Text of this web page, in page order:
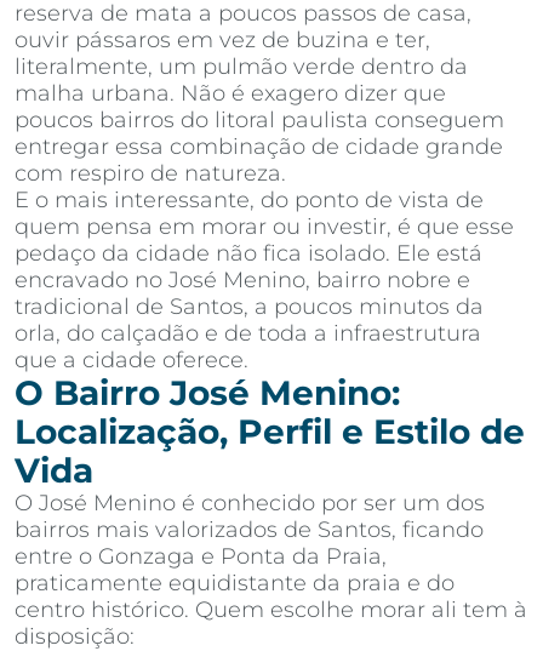
reserva de mata a poucos passos de casa,
ouvir pássaros em vez de buzina e ter,
literalmente, um pulmão verde dentro da
malha urbana. Não é exagero dizer que
poucos bairros do litoral paulista conseguem
entregar essa combinação de cidade grande
com respiro de natureza.
E o mais interessante, do ponto de vista de
quem pensa em morar ou investir, é que esse
pedaço da cidade não fica isolado. Ele está
encravado no José Menino, bairro nobre e
tradicional de Santos, a poucos minutos da
orla, do calçadão e de toda a infraestrutura
que a cidade oferece.
O Bairro José Menino:
Localização, Perfil e Estilo de
Vida
O José Menino é conhecido por ser um dos
bairros mais valorizados de Santos, ficando
entre o Gonzaga e Ponta da Praia,
praticamente equidistante da praia e do
centro histórico. Quem escolhe morar ali tem à
disposição: